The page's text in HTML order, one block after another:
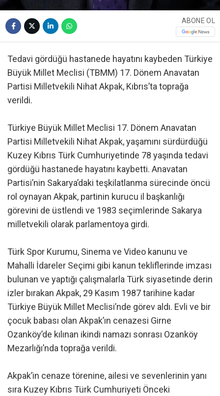
ABONE OL
Tedavi gördüğü hastanede hayatını kaybeden Türkiye
Büyük Millet Meclisi (TBMM) 17. Dönem Anavatan
Partisi Milletvekili Nihat Akpak, Kıbrıs’ta toprağa
verildi.
Türkiye Büyük Millet Meclisi 17. Dönem Anavatan
Partisi Milletvekili Nihat Akpak, yaşamını sürdürdüğü
Kuzey Kıbrıs Türk Cumhuriyetinde 78 yaşında tedavi
gördüğü hastanede hayatını kaybetti. Anavatan
Partisi’nin Sakarya’daki teşkilatlanma sürecinde öncü
rol oynayan Akpak, partinin kurucu il başkanlığı
görevini de üstlendi ve 1983 seçimlerinde Sakarya
milletvekili olarak parlamentoya girdi.
Türk Spor Kurumu, Sinema ve Video kanunu ve
Mahalli İdareler Seçimi gibi kanun tekliflerinde imzası
bulunan ve yaptığı çalışmalarla Türk siyasetinde derin
izler bırakan Akpak, 29 Kasım 1987 tarihine kadar
Türkiye Büyük Millet Meclisi’nde görev aldı. Evli ve bir
çocuk babası olan Akpak’ın cenazesi Girne
Ozanköy’de kılınan ikindi namazı sonrası Ozanköy
Mezarlığı’nda toprağa verildi.
Akpak’in cenaze törenine, ailesi ve sevenlerinin yanı
sıra Kuzey Kıbrıs Türk Cumhuriyeti Önceki